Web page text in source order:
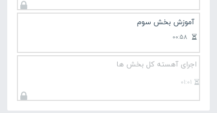
آموزش بخش سوم
اجرای آهسته کل بخش ها
01:01